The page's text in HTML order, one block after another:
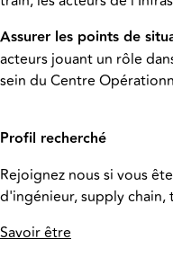
Assurer les points de
acteurs jouant un rôle
sein du Centre
Profil recherché
Rejoignez nous si vous
d'ingénieur, supply
Savoir être